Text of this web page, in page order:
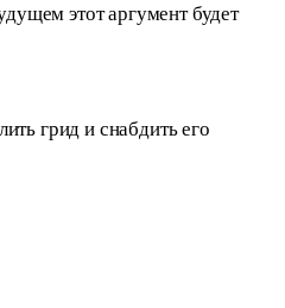
этот аргумент будет
грид и снабдить его